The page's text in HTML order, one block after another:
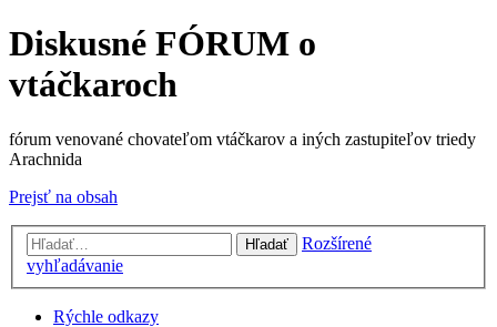
Diskusné FÓRUM o
vtáčkaroch
fórum venované chovateľom vtáčkarov a iných zastupiteľov triedy
Arachnida
Prejsť na obsah
Hľadať
Rozšírené
vyhľadávanie
Rýchle odkazy